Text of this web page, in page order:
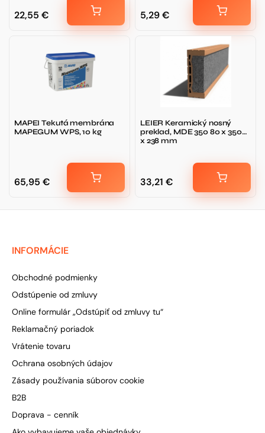
22,55 € 5,29€
MAPEI Tekutá membrána
MAPEGUM WPS, 10 kg
65,95 €
LEIER Keramický nosný
preklad, MDE 350 80 x 3500
x 238 mm
33,21 €
INFORMÁCIE
Obchodné podmienky
Odstúpenie od zmluvy
Online formulár „Odstúpiť od zmluvy tu“
Reklamačný poriadok
Vrátenie tovaru
Ochrana osobných údajov
Zásady používania súborov cookie
B2B
Doprava - cenník